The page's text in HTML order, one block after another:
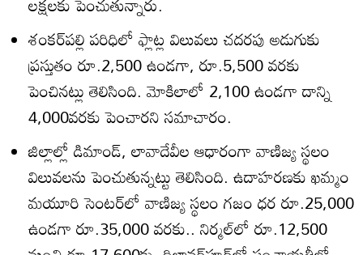
శంకర్‌పల్లి పరిధిలో ఫ్లాట్ల విలువలు చదరపు అడుగుకు
ప్రస్తుతం రూ.2,500 ఉండగా, రూ.5,500 వరకు
పెంచినట్లు తెలిసింది. మోకిలాలో 2,100 ఉండగా దాన్ని
4,000వరకు పెంచారని సమాచారం.
జిల్లాల్లో డిమాండ్‌, లావాదేవీల ఆధారంగా వాణిజ్య స్థలం
విలువలను పెంచుతున్నట్టు తెలిసింది. ఉదాహరణకు ఖమ్మం
మయూరి సెంటర్‌లో వాణిజ్య స్థలం గజం ధర రూ.25,000
ఉండగా రూ.35,000 వరకు.. నిర్మల్‌లో రూ.12,500